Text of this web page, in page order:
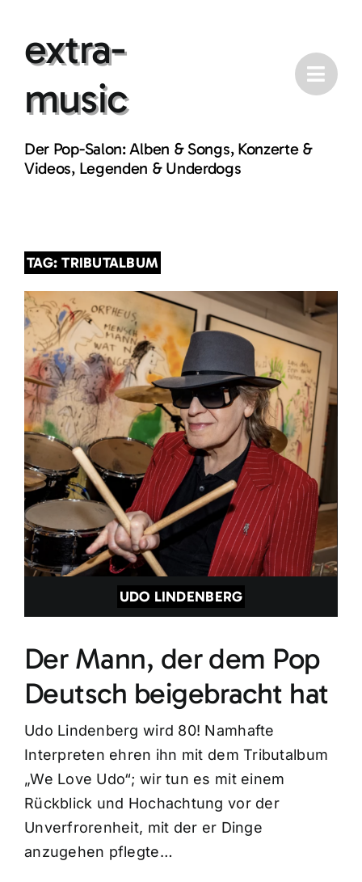
contentextra-
music
Der Pop-Salon: Alben & Songs, Konzerte &
Videos, Legenden & Underdogs
TAG: TRIBUTALBUM
UDO LINDENBERG
Der Mann, der dem Pop
Deutsch beigebracht hat
Udo Lindenberg wird 80! Namhafte
Interpreten ehren ihn mit dem Tributalbum
„We Love Udo“; wir tun es mit einem
Rückblick und Hochachtung vor der
Unverfrorenheit, mit der er Dinge
anzugehen pflegte…